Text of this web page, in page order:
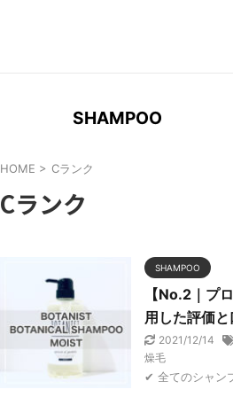
SHAMPOO
HOME > Cランク
Cランク
SHAMPOO
【No.2｜プ
用した評価と
2021/12/14
燥毛
✔︎ 全てのシャン